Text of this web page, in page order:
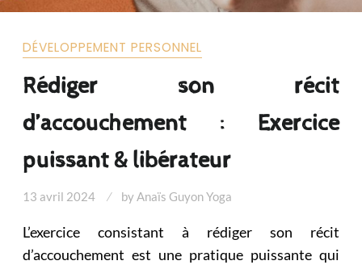
DÉVELOPPEMENT PERSONNEL
Rédiger son récit
d’accouchement : Exercice
puissant & libérateur
13 avril 2024 byAnaïs Guyon Yoga
L’exercice consistant à rédiger son récit
d’accouchement est une pratique puissante qui